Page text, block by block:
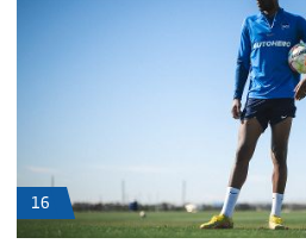
16